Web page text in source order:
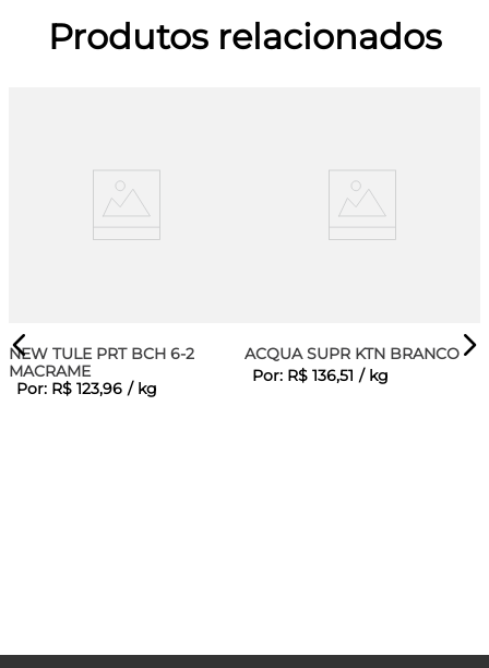
Produtos relacionados
NEW TULE PRT BCH 6-2
MACRAME
Por: R$ 123,96 / kg
ACQUA SUPR KTN BRANCO
Por: R$ 136,51 / kg